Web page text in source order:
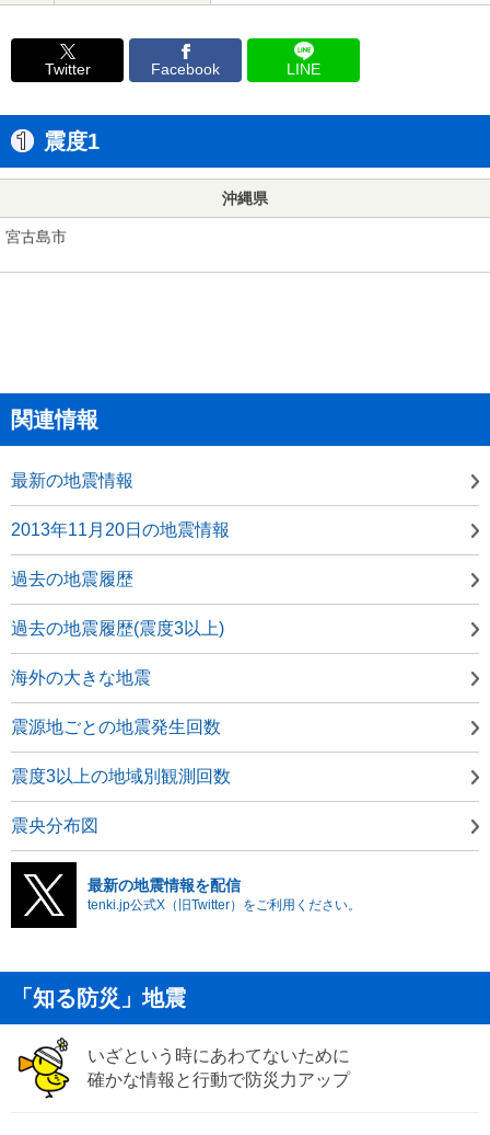
Twitter Facebook LINE
震度1
沖縄県
宮古島市
関連情報
最新の地震情報
2013年11月20日の地震情報
過去の地震履歴
過去の地震履歴(震度3以上)
海外の大きな地震
震源地ごとの地震発生回数
震度3以上の地域別観測回数
震央分布図
最新の地震情報を配信
tenki.jp公式X（旧Twitter）をご利用ください。
「知る防災」地震
いざという時にあわてないために
確かな情報と行動で防災力アップ